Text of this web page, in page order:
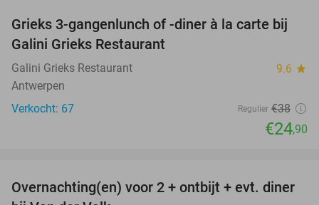
34%
Grieks 3-gangenlunch of -diner à la carte bij
Galini Grieks Restaurant
Galini Grieks Restaurant 9.6 star
Antwerpen
Verkocht: 67
Regulier €38
€24,90
51%
Overnachting(en) voor 2 + ontbijt + evt. diner